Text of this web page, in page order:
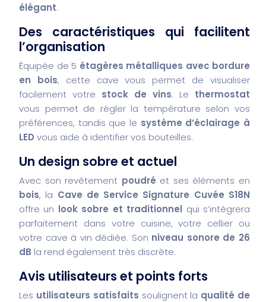
élégant.
Des caractéristiques qui facilitent
l’organisation
Équipée de 5 étagères métalliques avec bordure
en bois, cette cave vous permet de visualiser
facilement votre stock de vins. Le thermostat
vous permet de régler la température selon vos
préférences, tandis que le système d’éclairage à
LED vous aide à identifier vos bouteilles.
Un design sobre et actuel
Avec son revêtement poudré et ses éléments en
bois, la Cave de Service Signature Cuvée S18N
offre un look sobre et traditionnel qui s’intégrera
parfaitement dans votre cuisine, votre cellier ou
votre cave à vin dédiée. Son niveau sonore de 26
dB la rend également très discrète.
Avis utilisateurs et points forts
Les utilisateurs satisfaits soulignent la qualité de